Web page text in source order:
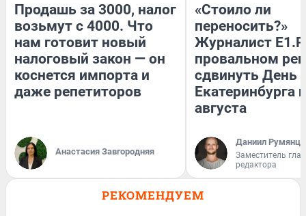
Продашь за 3000, налог
возьмут с 4000. Что
нам готовит новый
налоговый закон — он
коснется импорта и
даже репетиторов
Анастасия Завгородняя
«Стоило ли
переносить?»
Журналист
провальном
сдвинуть День
Екатеринбурга
августа
Даниил
Заместитель
редактора
РЕКОМЕНДУЕМ